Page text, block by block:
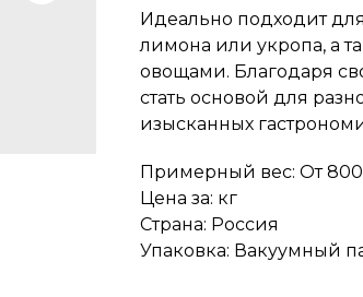
Идеально подходит
лимона или укропа, а
овощами. Благодаря
стать основой для
изысканных
Примерный вес: От 800
Цена за: кг
Страна: Россия
Упаковка: Вакуумный